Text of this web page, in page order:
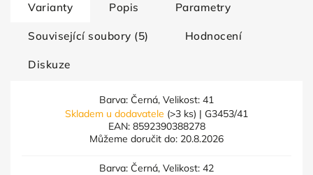
Varianty Popis Parametry
Související soubory (5) Hodnocení
Diskuze
Barva: Černá, Velikost: 41
Skladem u dodavatele (>3 ks) | G3453/41
EAN: 8592390388278
Můžeme doručit do: 20.8.2026
Barva: Černá, Velikost: 42